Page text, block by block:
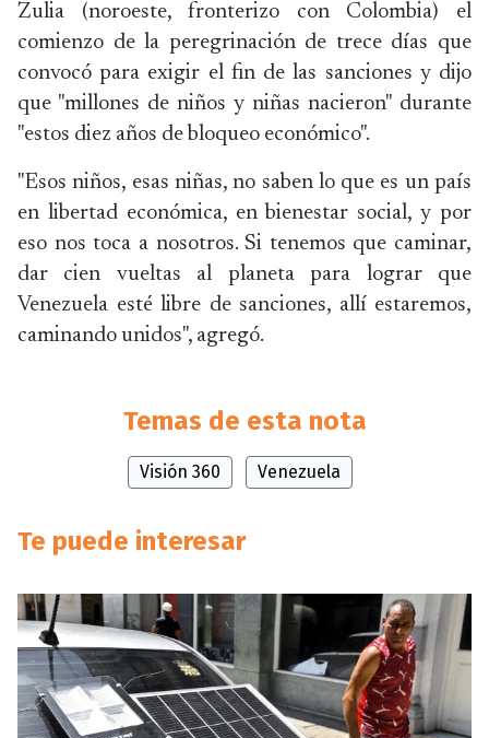
Zulia (noroeste, fronterizo con Colombia) el
comienzo de la peregrinación de trece días que
convocó para exigir el fin de las sanciones y dijo
que "millones de niños y niñas nacieron" durante
"estos diez años de bloqueo económico".
"Esos niños, esas niñas, no saben lo que es un país
en libertad económica, en bienestar social, y por
eso nos toca a nosotros. Si tenemos que caminar,
dar cien vueltas al planeta para lograr que
Venezuela esté libre de sanciones, allí estaremos,
caminando unidos", agregó.
Temas de esta nota
Visión 360 Venezuela
Te puede interesar